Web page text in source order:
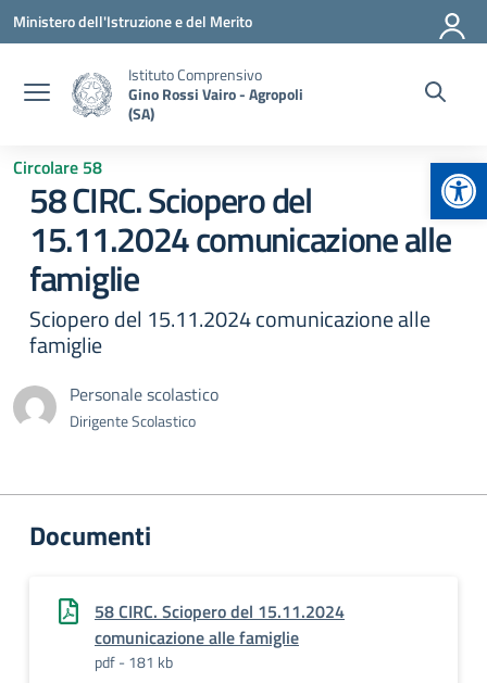
Vai ai contenuti
Vai al menu di navigazione
Vai al footer
Ministero dell'Istruzione e del Merito
Istituto Comprensivo
Gino Rossi Vairo - Agropoli
(SA)
Circolare 58
58 CIRC. Sciopero del
15.11.2024 comunicazione alle
famiglie
Sciopero del 15.11.2024 comunicazione alle
famiglie
Personale scolastico
Dirigente Scolastico
Documenti
58 CIRC. Sciopero del 15.11.2024
comunicazione alle famiglie
pdf - 181 kb